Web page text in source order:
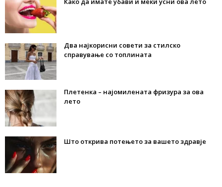
Два најкорисни совети за стилско
справување со топлината
Плетенка – најомилената фризура за ова
лето
Што открива потењето за вашето здравје